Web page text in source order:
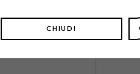
CHIUDI